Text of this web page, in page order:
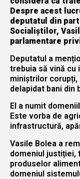
Despre acest
deputatul din
Socialiștilor,
parlamentare
Deputatul a
trebuia să vină cu
miniștrilor
delapidat bani din
El a numit
Este vorba de
infrastructură,
Vasile Bolea a
domeniul justiției,
produselor
domeniul